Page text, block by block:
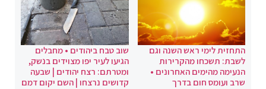
התחזית לימי ראש השנה וגם
לשבת: תשכחו מהקרירות
הנעימה מהימים האחרונים •
שרב ועומס חום בדרך
שוב טבח ביהודים • מחבלים
הגיעו לעיר יפו מצוידים בנשק,
ומטרתם: רצח יהודים | שבעה
קדושים נרצחו | השם יקום דמם